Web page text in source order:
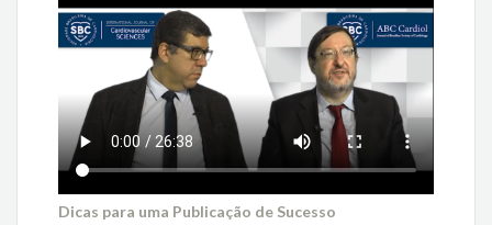
Dicas para uma Publicação de Sucesso